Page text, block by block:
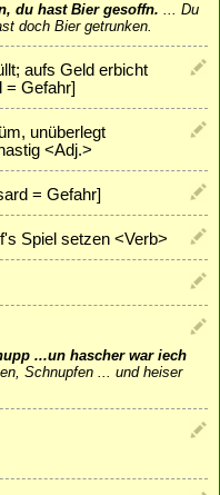
du hast Bier gesoffn. ... Du
doch Bier getrunken.
aufs Geld erbicht
= Gefahr]
unüberlegt
<Adj.>
= Gefahr]
Spiel setzen <Verb>
...un hascher war iech
Schnupfen ... und heiser